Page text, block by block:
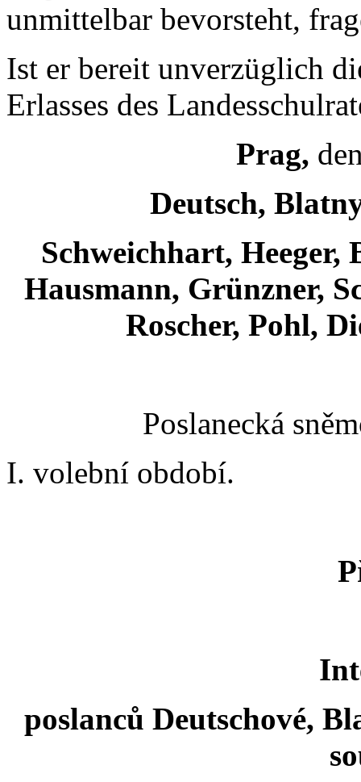
unmittelbar bevorsteht,
Ist er bereit unverzüglich
Erlasses des
Prag,
Deutsch,
Schweichhart, Heeger,
Hausmann, Grünzner,
Roscher, Pohl,
Poslanecká
I. volební období.
poslanců Deutschové,